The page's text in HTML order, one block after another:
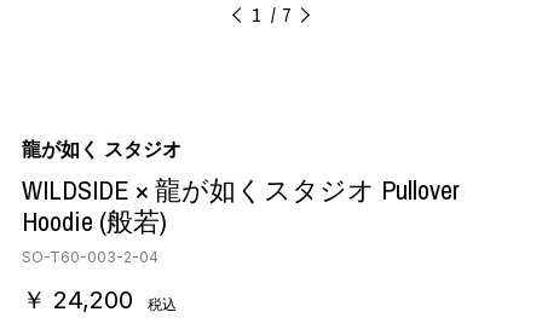
1 7
龍が如く スタジオ
WILDSIDE × 龍が如くスタジオ Pullover
Hoodie (般若)
SO-T60-003-2-04
￥ 24,200 税込